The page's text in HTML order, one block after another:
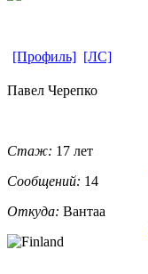
[Профиль] [ЛС]
Павел Черепко
Стаж: 17 лет
Сообщений: 14
Откуда: Вантаа